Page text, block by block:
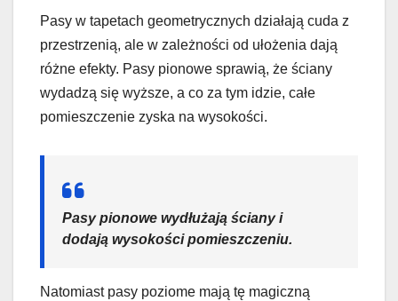
Pasy w tapetach geometrycznych działają cuda z
przestrzenią, ale w zależności od ułożenia dają
różne efekty. Pasy pionowe sprawią, że ściany
wydadzą się wyższe, a co za tym idzie, całe
pomieszczenie zyska na wysokości.
Pasy pionowe wydłużają ściany i
dodają wysokości pomieszczeniu.
Natomiast pasy poziome mają tę magiczną